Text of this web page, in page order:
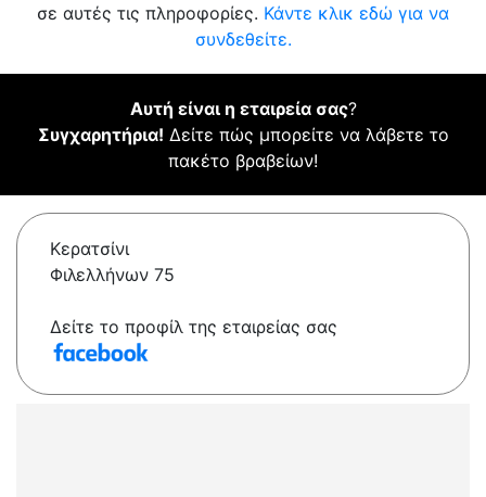
σε αυτές τις πληροφορίες. Κάντε κλικ εδώ για να
συνδεθείτε.
Αυτή είναι η εταιρεία σας?
Συγχαρητήρια! Δείτε πώς μπορείτε να λάβετε το
πακέτο βραβείων!
Κερατσίνι
Φιλελλήνων 75
Δείτε το προφίλ της εταιρείας σας